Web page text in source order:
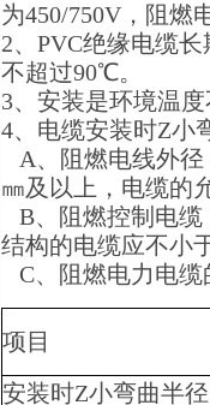
为450/750V，阻燃
2、PVC绝缘电缆
不超过90℃。
3、安装是环境温
4、电缆安装时Z小
A、阻燃电线外径
㎜及以上，电缆的
B、阻燃控制电缆
结构的电缆应不小
C、阻燃电力电缆
项目
安装时Z小弯曲半径